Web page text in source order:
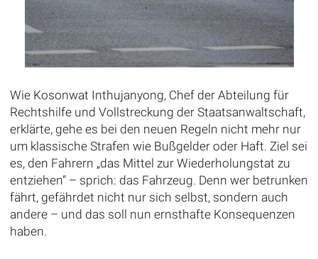
Wie Kosonwat Inthujanyong, Chef der Abteilung für
Rechtshilfe und Vollstreckung der Staatsanwaltschaft,
erklärte, gehe es bei den neuen Regeln nicht mehr nur
um klassische Strafen wie Bußgelder oder Haft. Ziel sei
es, den Fahrern „das Mittel zur Wiederholungstat zu
entziehen“ – sprich: das Fahrzeug. Denn wer betrunken
fährt, gefährdet nicht nur sich selbst, sondern auch
andere – und das soll nun ernsthafte Konsequenzen
haben.